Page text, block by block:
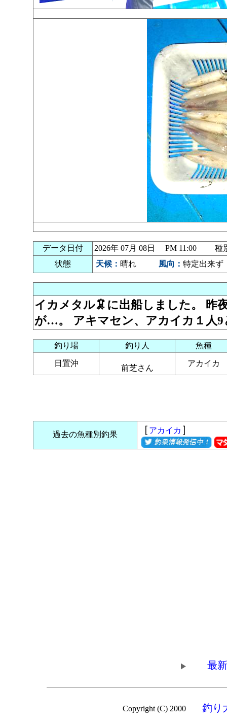
データ日付
2026年 07月 08日 PM 11:00 種
状態
天候： 晴れ 風向： 特定出来ず
イカメタル🦑に出船しました。 昨
が…。 アキマセン、アカイカ１人9
釣り場 釣り人 魚種
日置沖
前芝さん
アカイカ
過去の魚種別釣果 ［ アカイカ ］
最
Copyright (C) 2000 釣り